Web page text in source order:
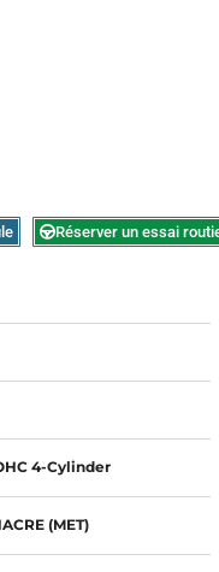
Réserver un essai
4-Cylinder
(MET)